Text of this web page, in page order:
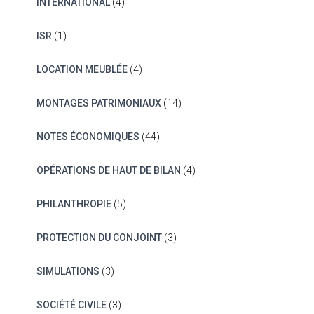
ISR (1)
LOCATION MEUBLÉE(4)
MONTAGES PATRIMONIAUX(14)
NOTES ÉCONOMIQUES (44)
OPÉRATIONS DE HAUT DE BILAN (4)
PHILANTHROPIE(5)
PROTECTION DU CONJOINT(3)
SIMULATIONS (3)
SOCIÉTÉ CIVILE(3)